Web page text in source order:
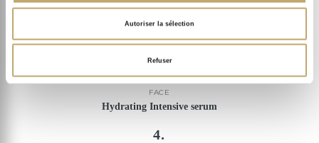
Autoriser la sélection
Refuser
FACE
Hydrating Intensive serum
4.